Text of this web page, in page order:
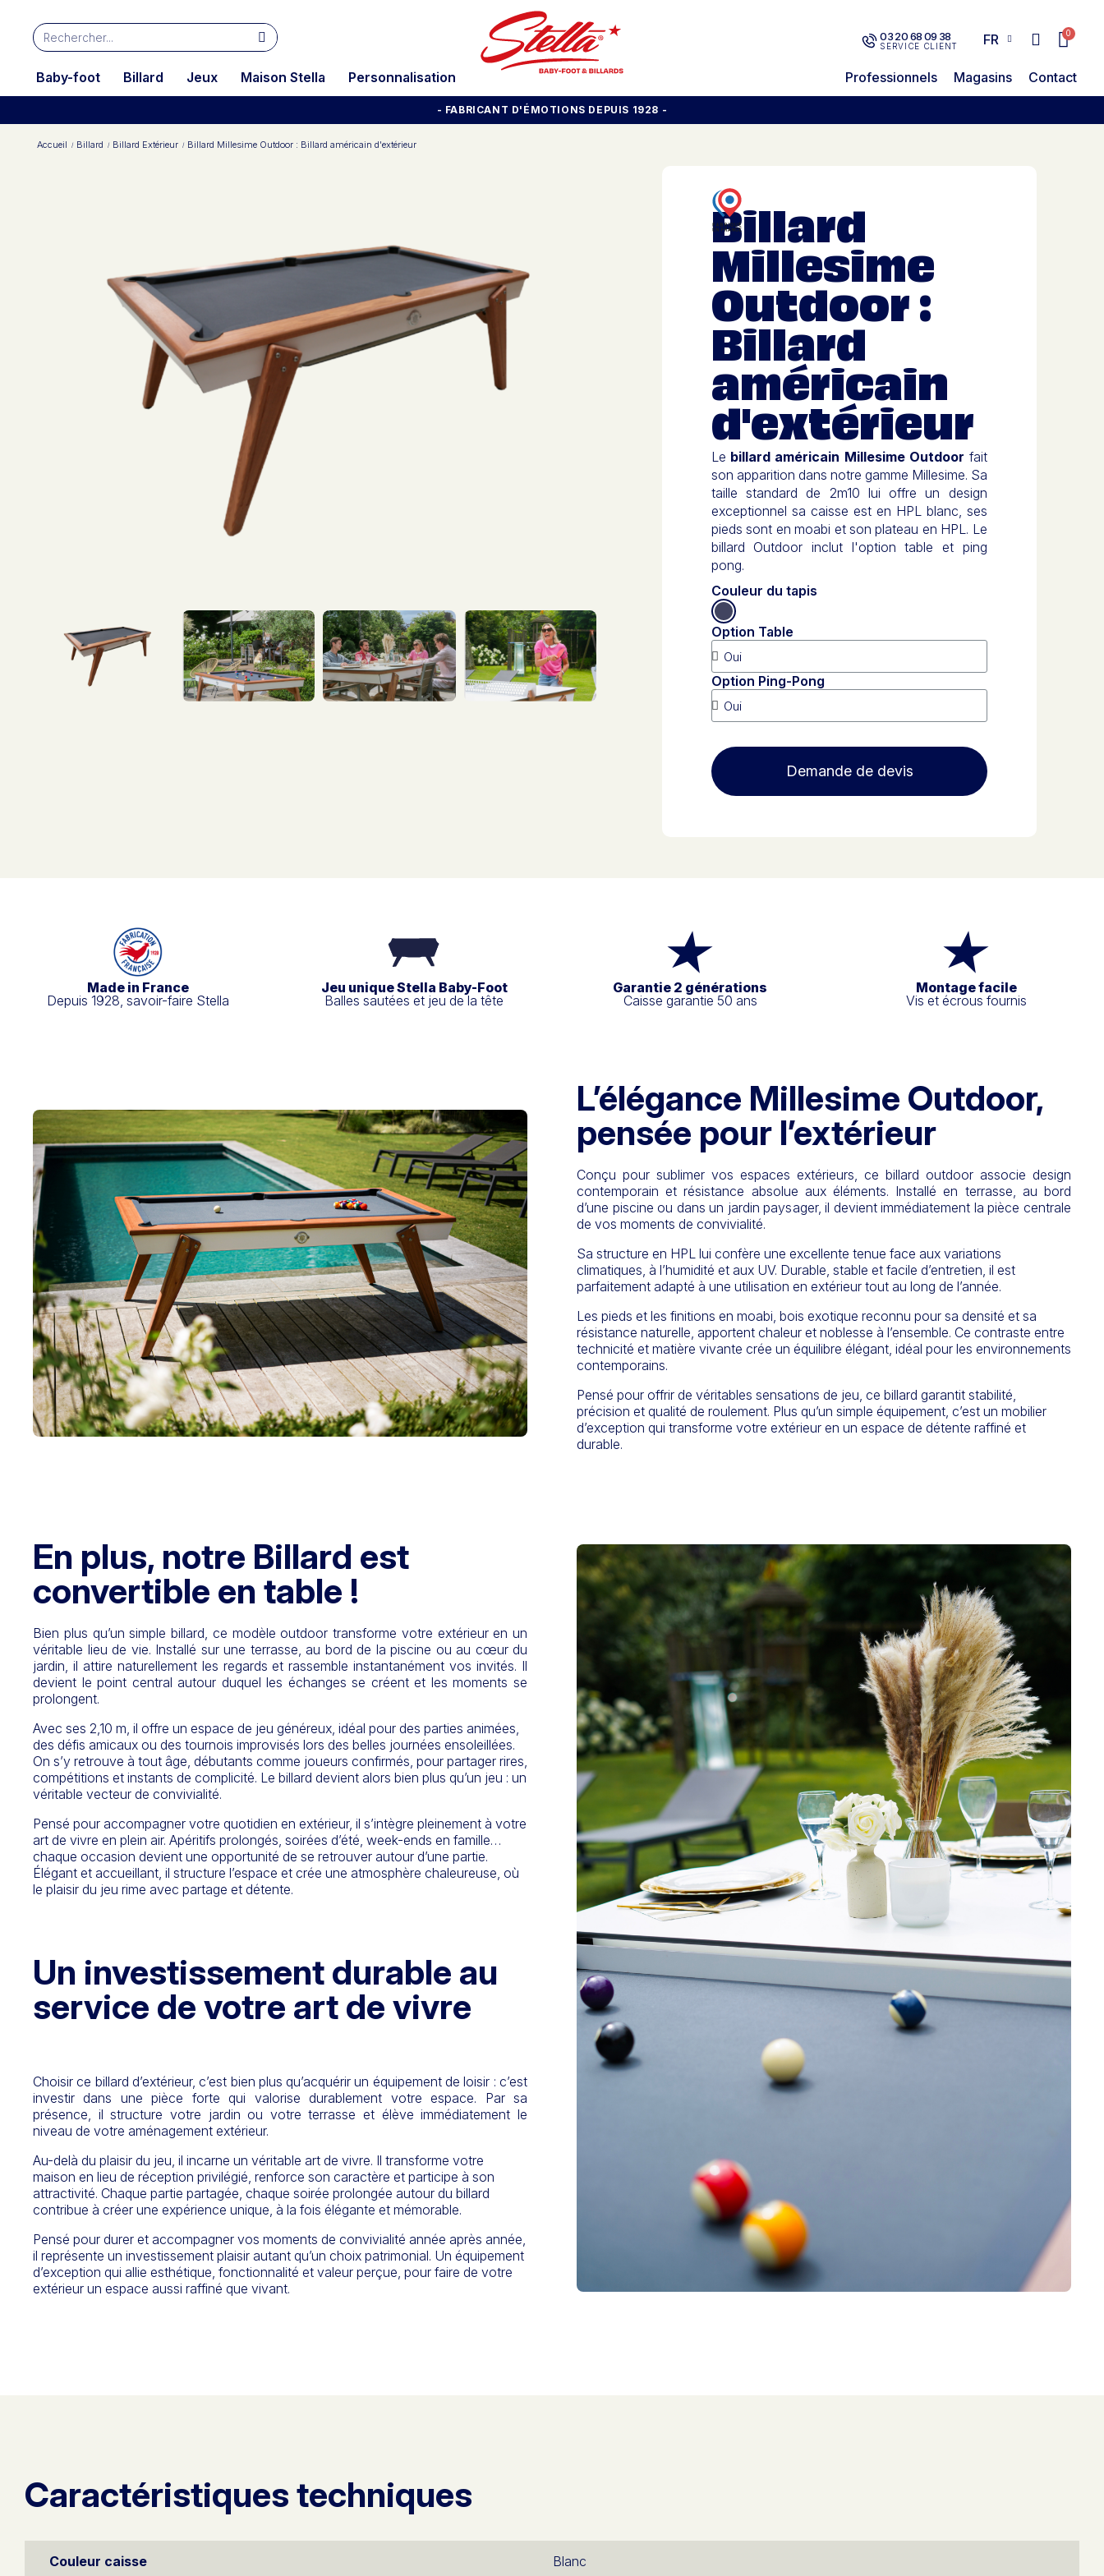
03 20 68 09 38
SERVICE CLIENT FR
Baby-foot Billard Jeux Maison Stella Personnalisation Professionnels Magasins Contact
- FABRICANT D'ÉMOTIONS DEPUIS 1928 -
Accueil Billard Billard Extérieur Billard Millesime Outdoor : Billard américain d'extérieur
Billard
Millesime
Outdoor :
Billard
américain
d'extérieur
Le billard américain Millesime Outdoor fait
son apparition dans notre gamme Millesime. Sa
taille standard de 2m10 lui offre un design
exceptionnel sa caisse est en HPL blanc, ses
pieds sont en moabi et son plateau en HPL. Le
billard Outdoor inclut l'option table et ping
pong.
Couleur du tapis
Option Table
Option Ping-Pong
Demande de devis
Made in France
Depuis 1928, savoir-faire Stella
Jeu unique Stella Baby-Foot
Balles sautées et jeu de la tête
Garantie 2 générations
Caisse garantie 50 ans
Montage facile
Vis et écrous fournis
L’élégance Millesime Outdoor,
pensée pour l’extérieur
Conçu pour sublimer vos espaces extérieurs, ce billard outdoor associe design
contemporain et résistance absolue aux éléments. Installé en terrasse, au bord
d’une piscine ou dans un jardin paysager, il devient immédiatement la pièce centrale
de vos moments de convivialité.
Sa structure en HPL lui confère une excellente tenue face aux variations
climatiques, à l’humidité et aux UV. Durable, stable et facile d’entretien, il est
parfaitement adapté à une utilisation en extérieur tout au long de l’année.
Les pieds et les finitions en moabi, bois exotique reconnu pour sa densité et sa
résistance naturelle, apportent chaleur et noblesse à l’ensemble. Ce contraste entre
technicité et matière vivante crée un équilibre élégant, idéal pour les environnements
contemporains.
Pensé pour offrir de véritables sensations de jeu, ce billard garantit stabilité,
précision et qualité de roulement. Plus qu’un simple équipement, c’est un mobilier
d’exception qui transforme votre extérieur en un espace de détente raffiné et
durable.
En plus, notre Billard est
convertible en table !
Bien plus qu’un simple billard, ce modèle outdoor transforme votre extérieur en un
véritable lieu de vie. Installé sur une terrasse, au bord de la piscine ou au cœur du
jardin, il attire naturellement les regards et rassemble instantanément vos invités. Il
devient le point central autour duquel les échanges se créent et les moments se
prolongent.
Avec ses 2,10 m, il offre un espace de jeu généreux, idéal pour des parties animées,
des défis amicaux ou des tournois improvisés lors des belles journées ensoleillées.
On s’y retrouve à tout âge, débutants comme joueurs confirmés, pour partager rires,
compétitions et instants de complicité. Le billard devient alors bien plus qu’un jeu : un
véritable vecteur de convivialité.
Pensé pour accompagner votre quotidien en extérieur, il s’intègre pleinement à votre
art de vivre en plein air. Apéritifs prolongés, soirées d’été, week-ends en famille…
chaque occasion devient une opportunité de se retrouver autour d’une partie.
Élégant et accueillant, il structure l’espace et crée une atmosphère chaleureuse, où
le plaisir du jeu rime avec partage et détente.
Un investissement durable au
service de votre art de vivre
Choisir ce billard d’extérieur, c’est bien plus qu’acquérir un équipement de loisir : c’est
investir dans une pièce forte qui valorise durablement votre espace. Par sa
présence, il structure votre jardin ou votre terrasse et élève immédiatement le
niveau de votre aménagement extérieur.
Au-delà du plaisir du jeu, il incarne un véritable art de vivre. Il transforme votre
maison en lieu de réception privilégié, renforce son caractère et participe à son
attractivité. Chaque partie partagée, chaque soirée prolongée autour du billard
contribue à créer une expérience unique, à la fois élégante et mémorable.
Pensé pour durer et accompagner vos moments de convivialité année après année,
il représente un investissement plaisir autant qu’un choix patrimonial. Un équipement
d’exception qui allie esthétique, fonctionnalité et valeur perçue, pour faire de votre
extérieur un espace aussi raffiné que vivant.
Caractéristiques techniques
Couleur caisse Blanc